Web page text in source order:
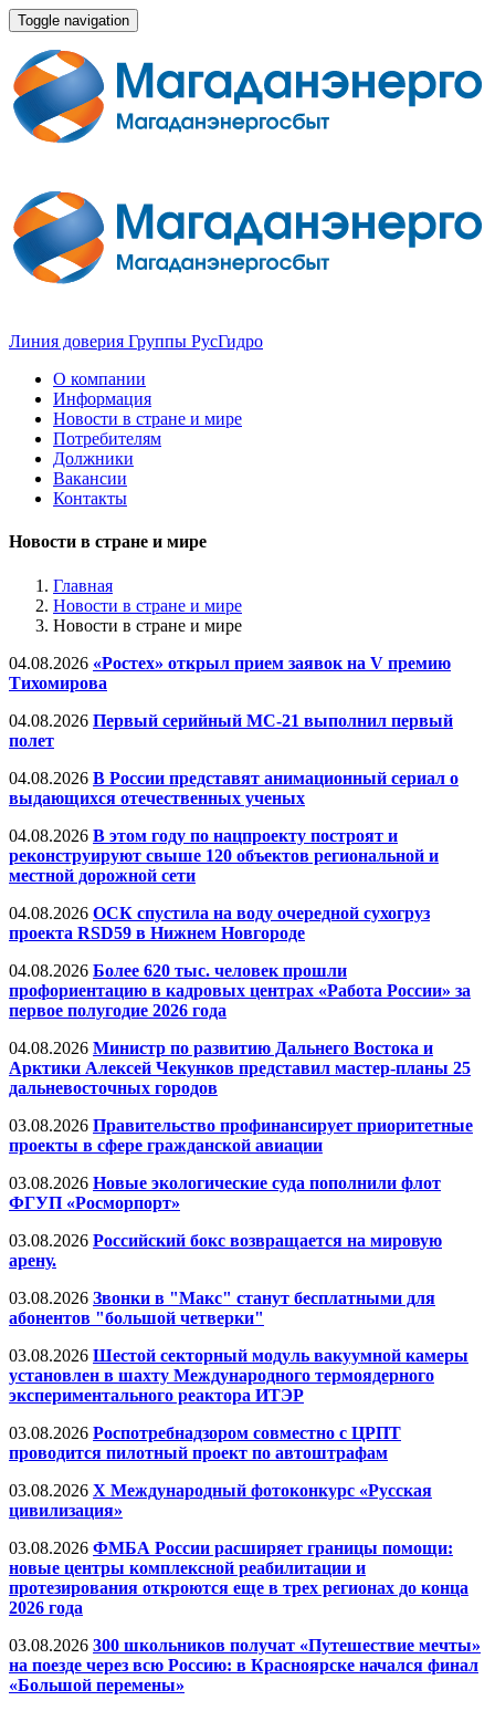
Toggle navigation
Линия доверия Группы РусГидро
О компании
Информация
Новости в стране и мире
Потребителям
Должники
Вакансии
Контакты
Новости в стране и мире
Главная
Новости в стране и мире
Новости в стране и мире
04.08.2026 «Ростех» открыл прием заявок на V премию
Тихомирова
04.08.2026 Первый серийный МС-21 выполнил первый
полет
04.08.2026 В России представят анимационный сериал о
выдающихся отечественных ученых
04.08.2026 В этом году по нацпроекту построят и
реконструируют свыше 120 объектов региональной и
местной дорожной сети
04.08.2026 ОСК спустила на воду очередной сухогруз
проекта RSD59 в Нижнем Новгороде
04.08.2026 Более 620 тыс. человек прошли
профориентацию в кадровых центрах «Работа России» за
первое полугодие 2026 года
04.08.2026 Министр по развитию Дальнего Востока и
Арктики Алексей Чекунков представил мастер-планы 25
дальневосточных городов
03.08.2026 Правительство профинансирует приоритетные
проекты в сфере гражданской авиации
03.08.2026 Новые экологические суда пополнили флот
ФГУП «Росморпорт»
03.08.2026 Российский бокс возвращается на мировую
арену.
03.08.2026 Звонки в "Макс" станут бесплатными для
абонентов "большой четверки"
03.08.2026 Шестой секторный модуль вакуумной камеры
установлен в шахту Международного термоядерного
экспериментального реактора ИТЭР
03.08.2026 Роспотребнадзором совместно с ЦРПТ
проводится пилотный проект по автоштрафам
03.08.2026 X Международный фотоконкурс «Русская
цивилизация»
03.08.2026 ФМБА России расширяет границы помощи:
новые центры комплексной реабилитации и
протезирования откроются еще в трех регионах до конца
2026 года
03.08.2026 300 школьников получат «Путешествие мечты»
на поезде через всю Россию: в Красноярске начался финал
«Большой перемены»